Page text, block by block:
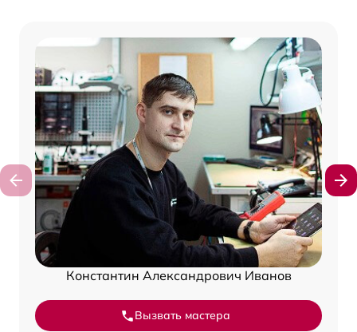
Константин Александрович Иванов
Вызвать мастера